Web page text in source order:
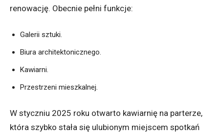
renowację. Obecnie pełni funkcje:
Galerii sztuki.
Biura architektonicznego.
Kawiarni.
Przestrzeni mieszkalnej.
W styczniu 2025 roku otwarto kawiarnię na parterze,
która szybko stała się ulubionym miejscem spotkań